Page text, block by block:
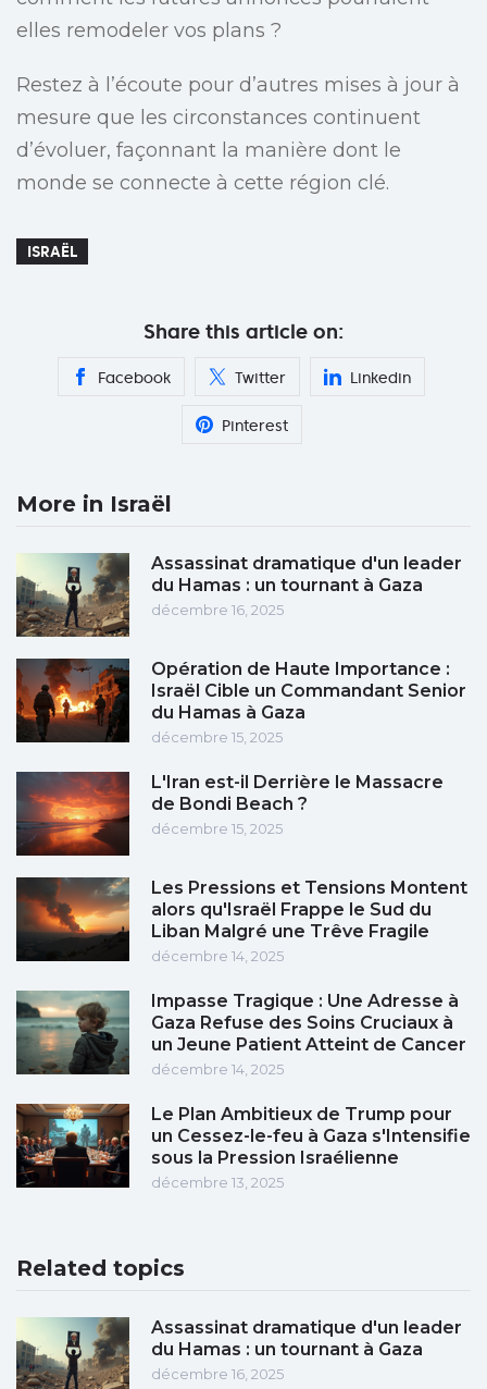
elles remodeler vos plans ?
Restez à l’écoute pour d’autres mises à jour à
mesure que les circonstances continuent
d’évoluer, façonnant la manière dont le
monde se connecte à cette région clé.
ISRAËL
Share this article on:
Facebook Twitter Linkedin
Pinterest
More in Israël
Assassinat dramatique d'un leader
du Hamas : un tournant à Gaza
décembre 16, 2025
Opération de Haute Importance :
Israël Cible un Commandant Senior
du Hamas à Gaza
décembre 15, 2025
L'Iran est-il Derrière le Massacre
de Bondi Beach ?
décembre 15, 2025
Les Pressions et Tensions Montent
alors qu'Israël Frappe le Sud du
Liban Malgré une Trêve Fragile
décembre 14, 2025
Impasse Tragique : Une Adresse à
Gaza Refuse des Soins Cruciaux à
un Jeune Patient Atteint de Cancer
décembre 14, 2025
Le Plan Ambitieux de Trump pour
un Cessez-le-feu à Gaza s'Intensifie
sous la Pression Israélienne
décembre 13, 2025
Related topics
Assassinat dramatique d'un leader
du Hamas : un tournant à Gaza
décembre 16, 2025